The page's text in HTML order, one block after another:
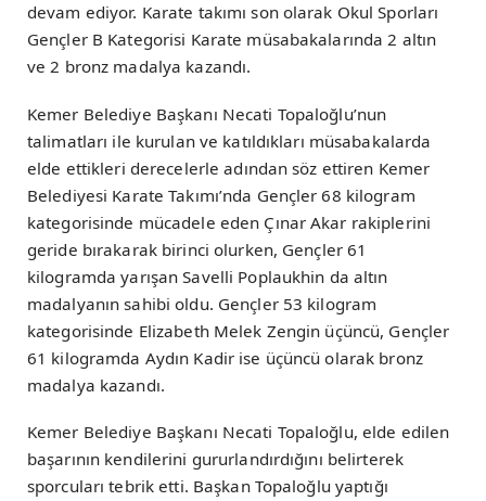
devam ediyor. Karate takımı son olarak Okul Sporları
Gençler B Kategorisi Karate müsabakalarında 2 altın
ve 2 bronz madalya kazandı.
Kemer Belediye Başkanı Necati Topaloğlu’nun
talimatları ile kurulan ve katıldıkları müsabakalarda
elde ettikleri derecelerle adından söz ettiren Kemer
Belediyesi Karate Takımı’nda Gençler 68 kilogram
kategorisinde mücadele eden Çınar Akar rakiplerini
geride bırakarak birinci olurken, Gençler 61
kilogramda yarışan Savelli Poplaukhin da altın
madalyanın sahibi oldu. Gençler 53 kilogram
kategorisinde Elizabeth Melek Zengin üçüncü, Gençler
61 kilogramda Aydın Kadir ise üçüncü olarak bronz
madalya kazandı.
Kemer Belediye Başkanı Necati Topaloğlu, elde edilen
başarının kendilerini gururlandırdığını belirterek
sporcuları tebrik etti. Başkan Topaloğlu yaptığı